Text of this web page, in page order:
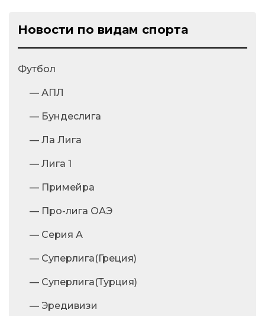
Новости по видам спорта
Футбол
— АПЛ
— Бундеслига
— Ла Лига
— Лига 1
— Примейра
— Про-лига ОАЭ
— Серия А
— Суперлига(Греция)
— Суперлига(Турция)
— Эредивизи